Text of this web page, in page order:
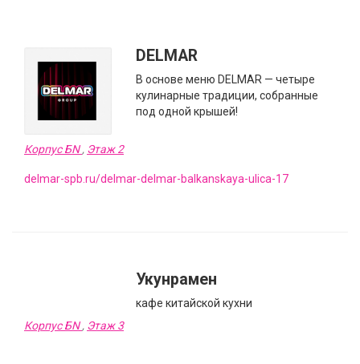
DELMAR
В основе меню DELMAR — четыре
кулинарные традиции, собранные
под одной крышей!
Корпус БN, Этаж 2
delmar-spb.ru/delmar-delmar-balkanskaya-ulica-17
Укунрамен
кафе китайской кухни
Корпус БN, Этаж 3